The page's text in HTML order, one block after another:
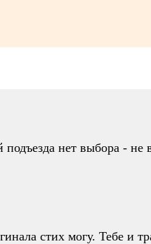
нет выбора -
стих могу. Тебе и